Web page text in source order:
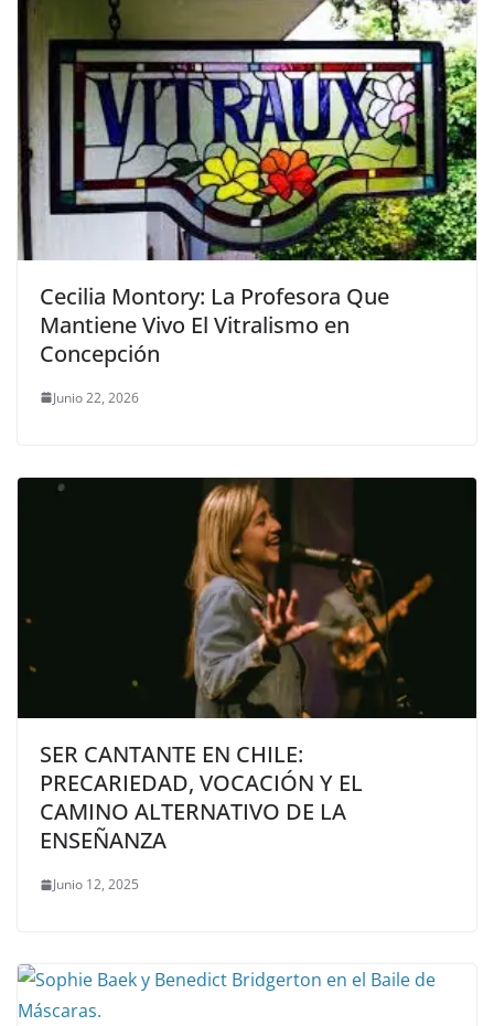
Cecilia Montory: La Profesora Que
Mantiene Vivo El Vitralismo en
Concepción
Junio 22, 2026
SER CANTANTE EN CHILE:
PRECARIEDAD, VOCACIÓN Y EL
CAMINO ALTERNATIVO DE LA
ENSEÑANZA
Junio 12, 2025